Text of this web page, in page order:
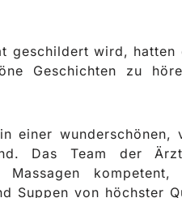
geschildert wird, hatten
Geschichten zu
einer wunderschönen,
Das Team der
kompetent,
Suppen von höchster